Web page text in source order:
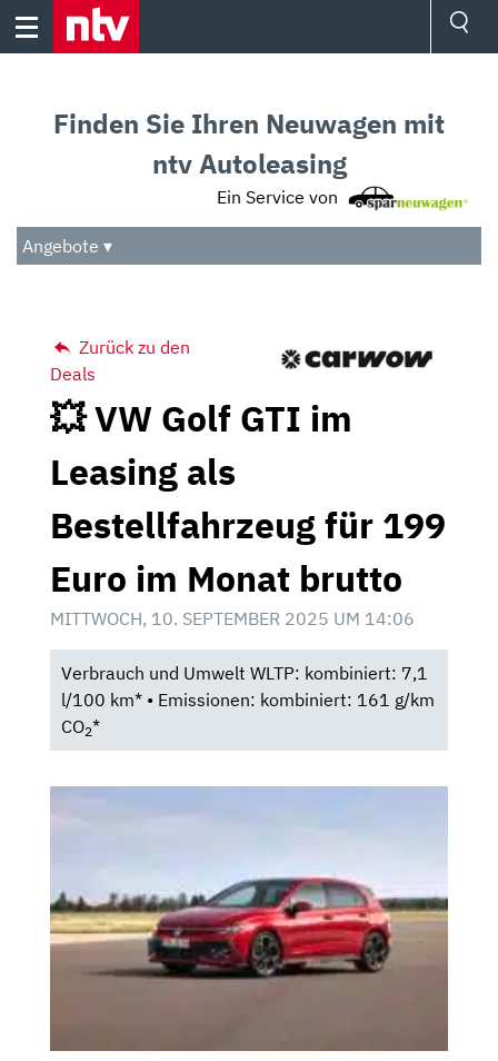
Skip
Audio
Das Beste
Finden Sie Ihren Neuwagen mit
ntv Autoleasing
Ein Service von
Angebote ▾
Zurück zu den
Deals
💥 VW Golf GTI im
Leasing als
Bestellfahrzeug für 199
Euro im Monat brutto
MITTWOCH, 10. SEPTEMBER 2025 UM 14:06
Verbrauch und Umwelt WLTP: kombiniert: 7,1
l/100 km* • Emissionen: kombiniert: 161 g/km
CO2*